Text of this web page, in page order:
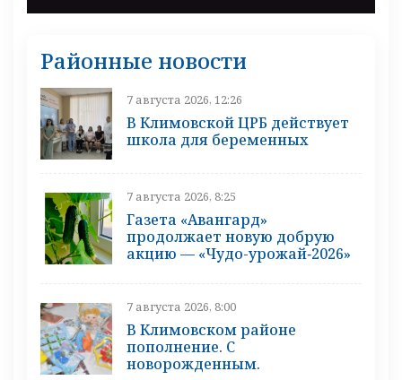
Районные новости
7 августа 2026, 12:26
В Климовской ЦРБ действует
школа для беременных
7 августа 2026, 8:25
Газета «Авангард»
продолжает новую добрую
акцию — «Чудо-урожай‑2026»
7 августа 2026, 8:00
В Климовском районе
пополнение. С
новорожденным.